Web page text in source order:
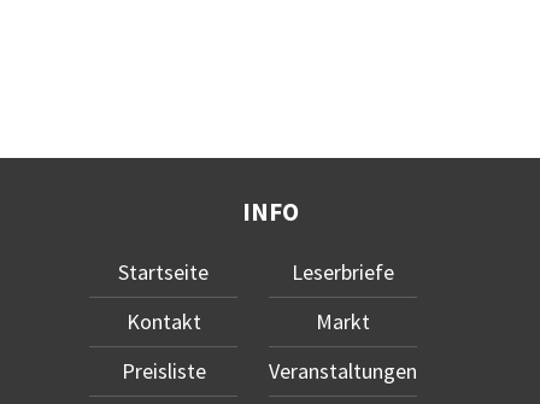
INFO
Startseite
Kontakt
Preisliste
Leserbriefe
Markt
Veranstaltungen